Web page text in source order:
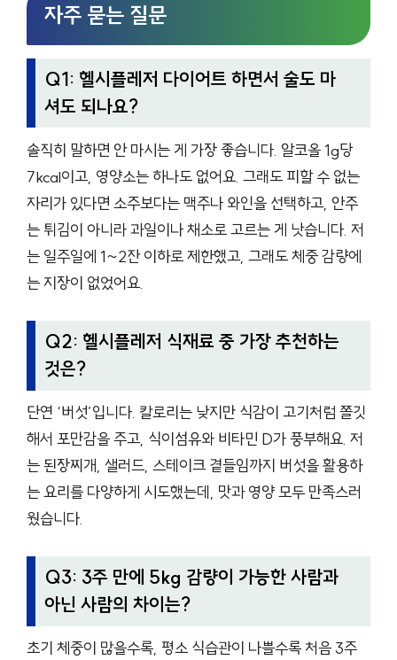
자주 묻는 질문
Q1: 헬시플레저 다이어트 하면서 술도 마
셔도 되나요?
솔직히 말하면 안 마시는 게 가장 좋습니다. 알코올 1g당
7kcal이고, 영양소는 하나도 없어요. 그래도 피할 수 없는
자리가 있다면 소주보다는 맥주나 와인을 선택하고, 안주
는 튀김이 아니라 과일이나 채소로 고르는 게 낫습니다. 저
는 일주일에 1~2잔 이하로 제한했고, 그래도 체중 감량에
는 지장이 없었어요.
Q2: 헬시플레저 식재료 중 가장 추천하는
것은?
단연 ‘버섯’입니다. 칼로리는 낮지만 식감이 고기처럼 쫄깃
해서 포만감을 주고, 식이섬유와 비타민 D가 풍부해요. 저
는 된장찌개, 샐러드, 스테이크 곁들임까지 버섯을 활용하
는 요리를 다양하게 시도했는데, 맛과 영양 모두 만족스러
웠습니다.
Q3: 3주 만에 5kg 감량이 가능한 사람과
아닌 사람의 차이는?
초기 체중이 많을수록, 평소 식습관이 나쁠수록 처음 3주